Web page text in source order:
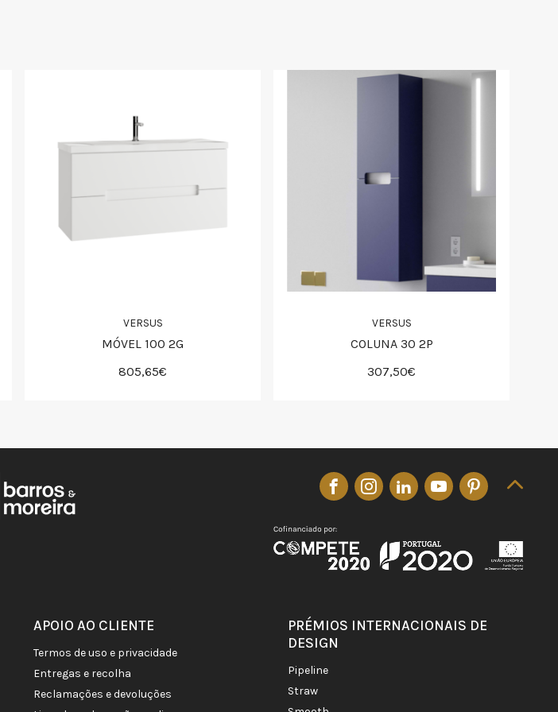
VERSUS
MÓVEL 100 2G
805,65€
VERSUS
COLUNA 30 2P
307,50€
APOIO AO CLIENTE
termos de uso e privacidade
entregas e recolha
reclamações e devoluções
PRÉMIOS INTERNACIONAIS DE
DESIGN
pipeline
straw